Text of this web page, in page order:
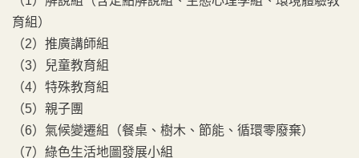
育組）
（2）推廣講師組
（3）兒童教育組
（4）特殊教育組
（5）親子團
（6）氣候變遷組（餐桌、樹木、節能、循環零廢棄）
（7）綠色生活地圖發展小組